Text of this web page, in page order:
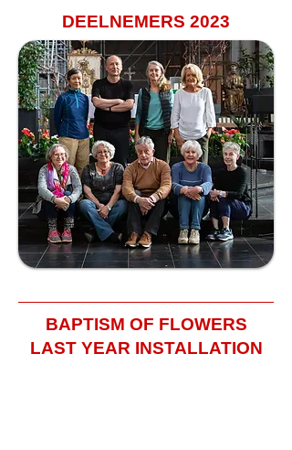
DEELNEMERS 2023
BAPTISM OF FLOWERS
LAST YEAR INSTALLATION